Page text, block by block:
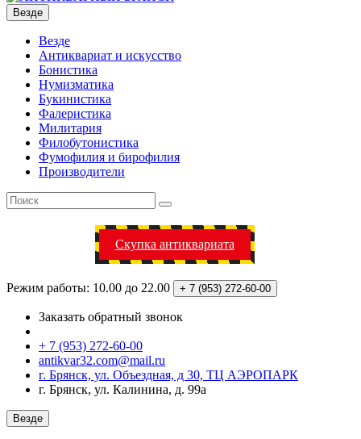
Везде
Везде
Антиквариат и искусство
Бонистика
Нумизматика
Букинистика
Фалеристика
Милитария
Филобутонистика
Фумофилия и бирофилия
Производители
Скупка антиквариата
Режим работы: 10.00 до 22.00 + 7 (953) 272-60-00
Заказать обратный звонок
+ 7 (953) 272-60-00
antikvar32.com@mail.ru
г. Брянск, ул. Объездная, д 30, ТЦ АЭРОПАРК
г. Брянск, ул. Калинина, д. 99а
Везде